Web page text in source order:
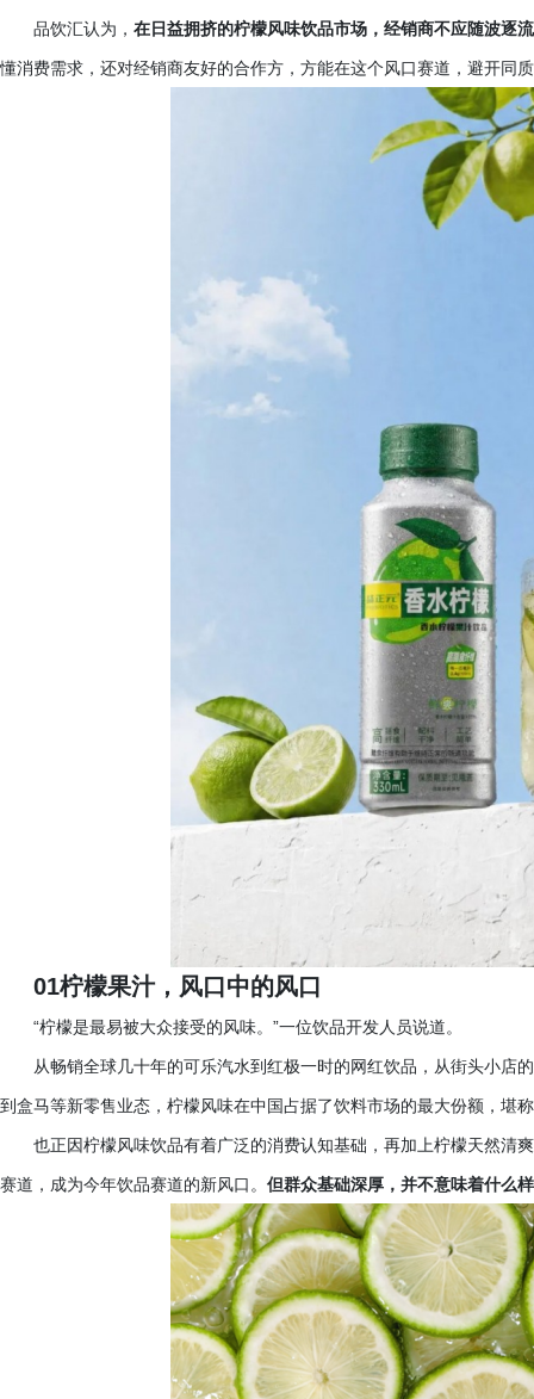
品饮汇认为， 在日益拥挤的柠檬风味饮品市场，经销商不应随波逐
懂消费需求，还对经销商友好的合作方，方能在这个风口赛道，避开同
01柠檬果汁，风口中的风口
“柠檬是最易被大众接受的风味。”一位饮品开发人员说道。
从畅销全球几十年的可乐汽水到红极一时的网红饮品，从街头小店
到盒马等新零售业态，柠檬风味在中国占据了饮料市场的最大份额，堪称
也正因柠檬风味饮品有着广泛的消费认知基础，再加上柠檬天然清
赛道，成为今年饮品赛道的新风口。 但群众基础深厚，并不意味着什么